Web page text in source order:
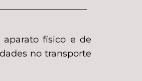
físico e de
no transporte